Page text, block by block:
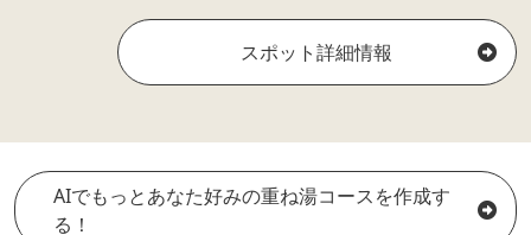
スポット詳細情報
AIでもっとあなた好みの重ね湯コースを作成す
る！